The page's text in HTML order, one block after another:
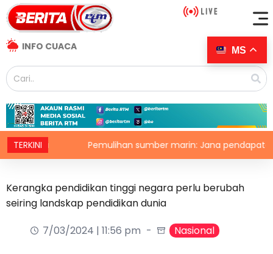
INFO CUACA
TERKINI Pemulihan sumber marin: Jana pendapatan,
Kerangka pendidikan tinggi negara perlu berubah
seiring landskap pendidikan dunia
7/03/2024 | 11:56 pm
Nasional
MS